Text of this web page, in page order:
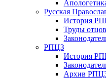
Русская
История
Труды
РПЦЗ
История
Архив